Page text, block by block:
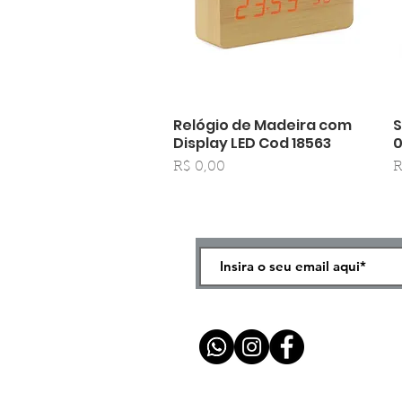
Visualização rápida
Relógio de Madeira com
Display LED Cod 18563
Preço
R$ 0,00